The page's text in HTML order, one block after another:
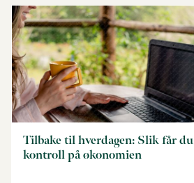
Tilbake til hverdagen: Slik får du
kontroll på økonomien